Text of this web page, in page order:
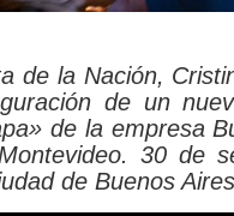
de la Nación,
de un
de la empresa
30 de
de Buenos